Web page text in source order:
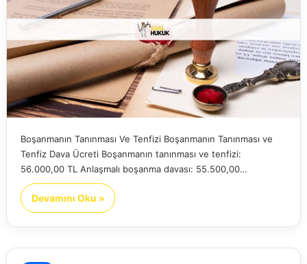
Boşanmanın Tanınması Ve Tenfizi Boşanmanın Tanınması ve
Tenfiz Dava Ücreti Boşanmanın tanınması ve tenfizi:
56.000,00 TL Anlaşmalı boşanma davası: 55.500,00…
Devamını Oku »